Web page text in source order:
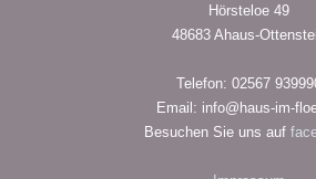
Hörsteloe 49
48683 Ahaus-
Telefon: 02567
Email: info@haus-im-
Besuchen Sie uns auf